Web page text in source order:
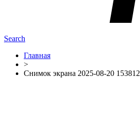
Search
Главная
>
Снимок экрана 2025-08-20 153812